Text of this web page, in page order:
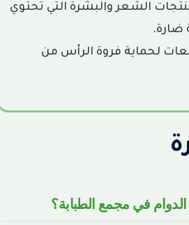
الشعر والبشرة التي تحتوي
ضارة.
لحماية فروة الرأس من
في مجمع الطبابة؟